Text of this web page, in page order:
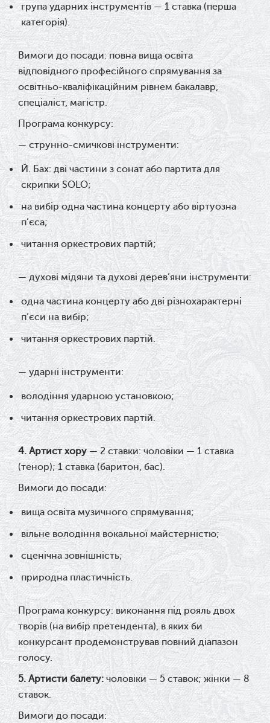
група ударних інструментів — 1 ставка (перша
категорія).
Вимоги до посади: повна вища освіта
відповідного професійного спрямування за
освітньо-кваліфікаційним рівнембакалавр,
спеціаліст, магістр.
Програма конкурсу:
— струнно-смичкові інструменти:
Й. Бах: дві частини з сонат або партита для
скрипки SOLO;
на вибір одна частина концерту або віртуозна
п’єса;
читання оркестрових партій;
— духові мідяни та духові дерев’яни інструменти:
одна частина концерту або дві різнохарактерні
п’єси на вибір;
читання оркестрових партій.
— ударні інструменти:
володіння ударною установкою;
читання оркестрових партій.
4.Артист хору— 2 ставки: чоловіки — 1 ставка
(тенор);1 ставка (баритон, бас).
Вимоги до посади:
вища освіта музичного спрямування;
вільне володіння вокальної майстерністю;
сценічна зовнішність;
природна пластичність.
Програма конкурсу: виконання під рояль двох
творів (на вибір претендента), в яких би
конкурсант продемонстрував повний діапазон
голосу.
5.Артисти балету:чоловіки — 5 ставок;жінки — 8
ставок.
Вимоги до посади: